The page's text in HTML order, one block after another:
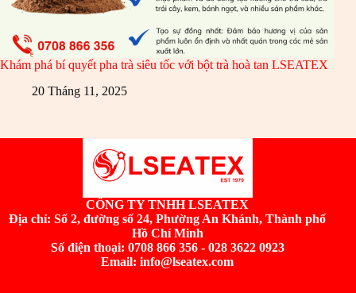
Khám phá bí quyết pha trà siêu tốc với bột trà hoà tan LSEATEX
20 Tháng 11, 2025
CÔNG TY TNHH LSEATEX
Địa chỉ: Số 2, đường số 24, Phường An Khánh, Thành phố
Hồ Chí Minh
Số điện thoại: 0708 866 356 - 028 3622 0923
Email: info@lseatex.com